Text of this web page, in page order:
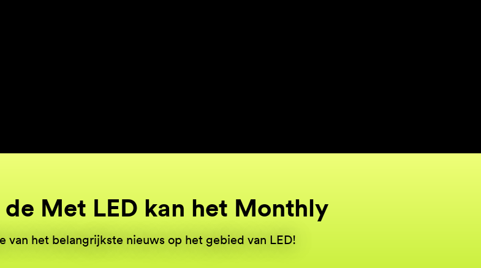
Met LED kan het Monthly
van het belangrijkste nieuws op het gebied van LED!